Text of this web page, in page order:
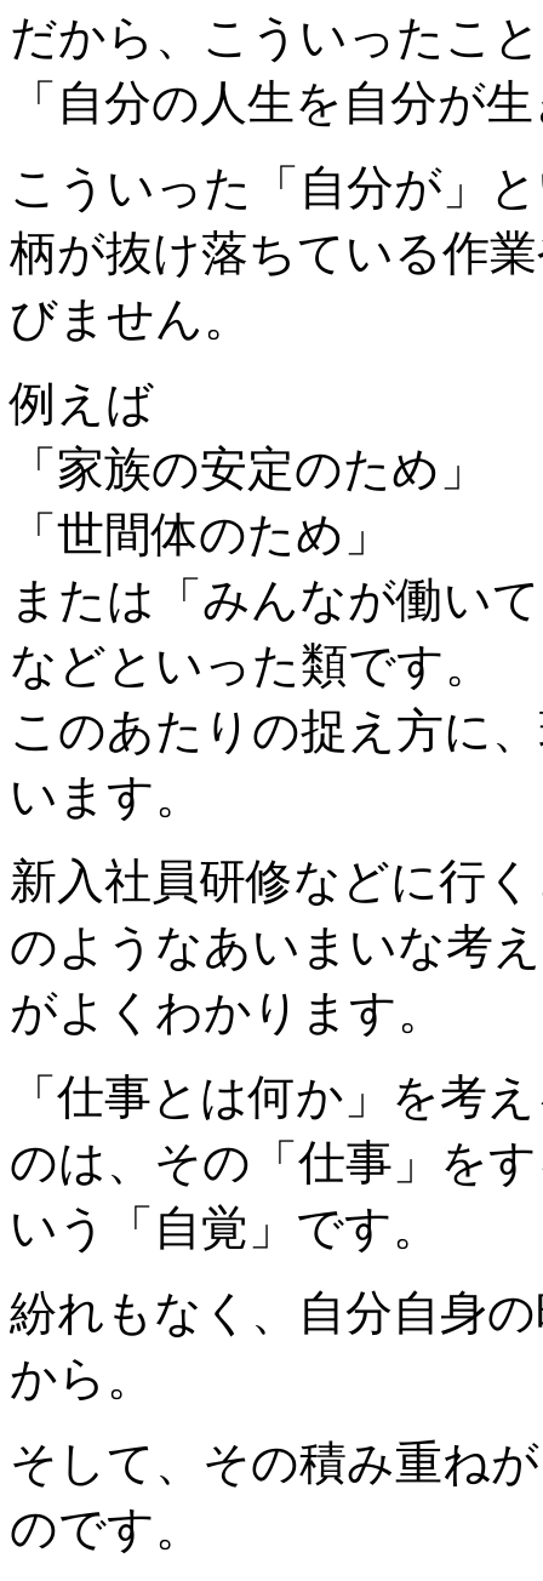
だから、こういったこ
「自分の人生を自分が
こういった「自分が」
柄が抜け落ちている作
びません。
例えば
「家族の安定のため」
「世間体のため」
または「みんなが働い
などといった類です。
このあたりの捉え方に
います。
新入社員研修などに行
のようなあいまいな考
がよくわかります。
「仕事とは何か」を考
のは、その「仕事」を
いう「自覚」です。
紛れもなく、自分自身
から。
そして、その積み重ね
のです。